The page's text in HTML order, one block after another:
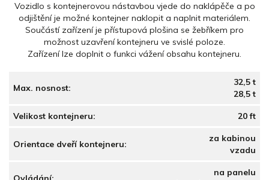
Vozidlo s kontejnerovou nástavbou vjede do naklápěče a po
odjištění je možné kontejner naklopit a naplnit materiálem.
Součástí zařízení je přístupová plošina se žebříkem pro
možnost uzavření kontejneru ve svislé poloze.
Zařízení lze doplnit o funkci vážení obsahu kontejneru.
Max. nosnost:
32,5 t
28,5 t
Velikost kontejneru: 20 ft
Orientace dveří kontejneru:
za kabinou
vzadu
na panelu